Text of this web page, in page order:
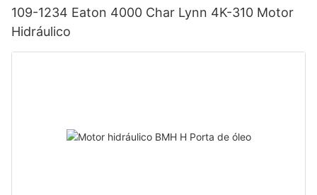
109-1234 Eaton 4000 Char Lynn 4K-310 Motor
Hidráulico